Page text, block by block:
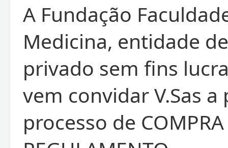
A Fundação
Medicina, entidade
privado sem fins
vem convidar V.Sas
processo de COMPRA